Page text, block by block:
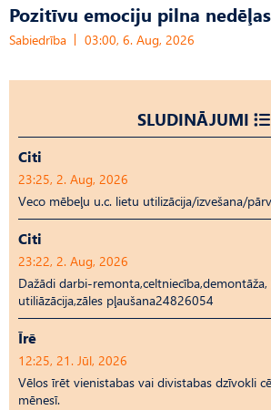
Pozitīvu emociju pilna
Sabiedrība 03:00, 6. Aug, 2026
SLUDINĀJUMI
Citi
23:25, 2. Aug, 2026
Veco mēbeļu u.c. lietu utilizācija/izvešana/
Citi
23:22, 2. Aug, 2026
Dažādi darbi-remonta,celtniecība,demontāža,
utiliāzācija,zāles pļaušana24826054
Īrē
12:25, 21. Jūl, 2026
Vēlos īrēt vienistabas vai divistabas dzīvokli
mēnesī.